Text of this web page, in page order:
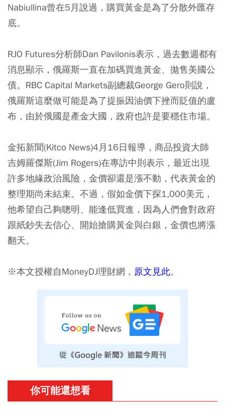
Nabiullina曾在5月說過，購買黃金是為了分散外匯存
底。
RJO Futures分析師Dan Pavilonis表示，過去數週都有
消息顯示，俄羅斯一直在加碼買進黃金、拋售美國公
債。RBC Capital Markets副總裁George Gero則說，
俄羅斯這麼做可能是為了提振因油價下挫而貶值的盧
布，由於俄國是產金大國，政府也許是要穩住市場。
金拓新聞(Kitco News)4月16日報導，商品投資大師
吉姆羅傑斯(Jim Rogers)在專訪中則表示，最近出現
許多地緣政治風險，金價卻還是漲不動，代表黃金的
整理期尚未結束。不過，假如金價下探1,000美元，
他希望自己夠聰明、能逢低買進，因為人們會對政府
跟紙鈔失去信心、開始搶購黃金與白銀，金價也將漲
翻天。
※本文授權自MoneyDJ理財網， 原文見此。